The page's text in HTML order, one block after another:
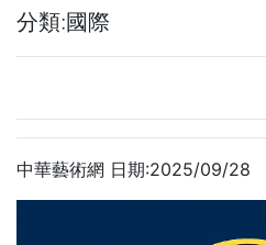
分類:國際
中華藝術網 日期:2025/09/28